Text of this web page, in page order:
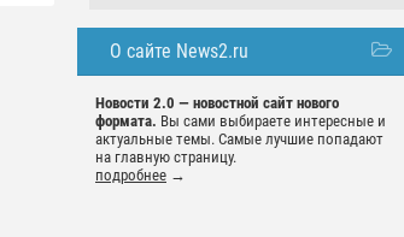
О сайте News2.ru
Новости 2.0 — новостной сайт нового
формата. Вы сами выбираете интересные и
актуальные темы. Самые лучшие попадают
на главную страницу.
подробнее →